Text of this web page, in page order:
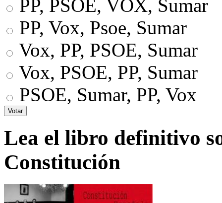
PP, PSOE, VOX, Sumar
PP, Vox, Psoe, Sumar
Vox, PP, PSOE, Sumar
Vox, PSOE, PP, Sumar
PSOE, Sumar, PP, Vox
Lea el libro definitivo
Constitución